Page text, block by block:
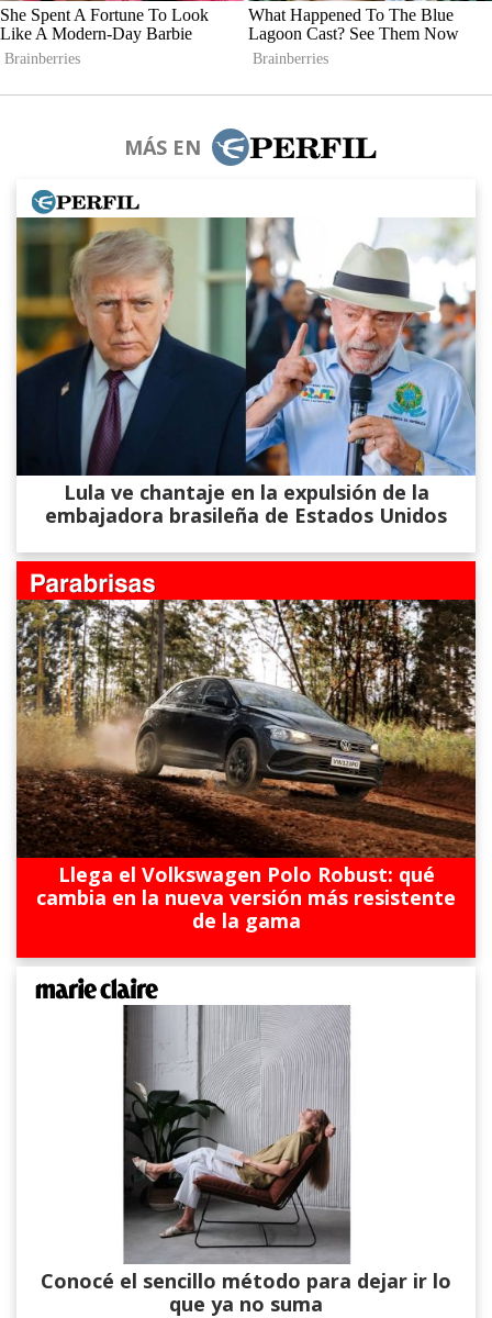
MÁS EN
Lula ve chantaje en la expulsión de la
embajadora brasileña de Estados Unidos
Llega el Volkswagen Polo Robust: qué
cambia en la nueva versión más resistente
de la gama
Conocé el sencillo método para dejar ir lo
que ya no suma